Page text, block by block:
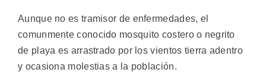
Aunque no es tramisor de enfermedades, el
comunmente conocido mosquito costero o negrito
de playa es arrastrado por los vientos tierra adentro
y ocasiona molestias a la población.